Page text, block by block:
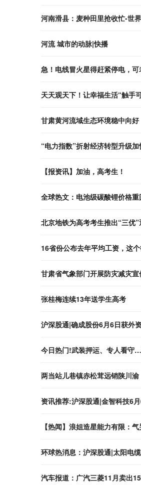
河南滑县：麦种田里抢收忙-世
河流 城市的动脉|快播
急！电线冒火星得赶紧停电，
天天观天下！让幸福生活“触手
甘肃黄河流域生态环境稳中向好
“电力指数”折射经济转型升级加
【报资讯】加油，高考生！
全球热文：电池级碳酸锂价格
北京地铁为高考考生推出“三优
16省份公布去年平均工资，这
甘肃省气象部门开展防灾减灾
张桂梅连续13年送学生高考
沪深股通|确成股份6月6日获外
今日热门!武装押运、专人看守
两当站儿巷镇赤松茸远销陕川渝
资讯推荐:沪深股通|金智科技6
【热闻】浪姐造星能力有限：
环球热消息：沪深股通|太阳电
汽车报道：广汽三菱11月卖出